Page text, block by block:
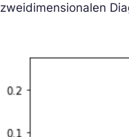
zweidimensionalen